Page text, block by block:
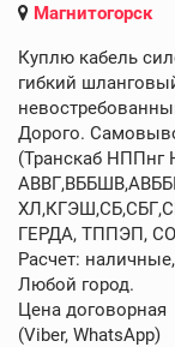
Магнитогорск
Куплю кабель
гибкий
Дорого.
(Транскаб НППнг
ГЕРДА, ТППЭП,
Расчет:
Любой город.
Цена договорная
(Viber, WhatsApp)